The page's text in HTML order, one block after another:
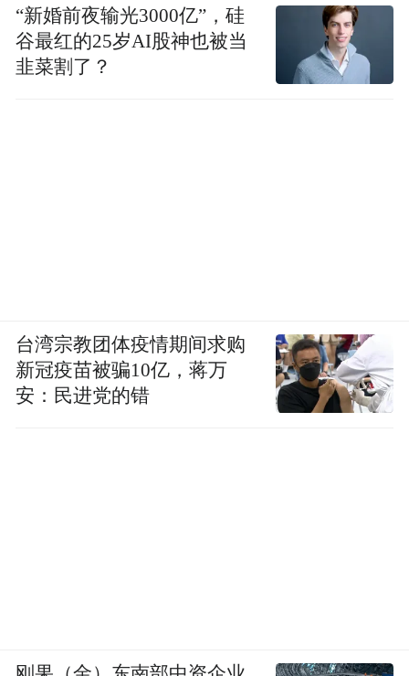
“新婚前夜输光3000亿”，硅
谷最红的25岁AI股神也被当
韭菜割了？
台湾宗教团体疫情期间求购
新冠疫苗被骗10亿，蒋万
安：民进党的错